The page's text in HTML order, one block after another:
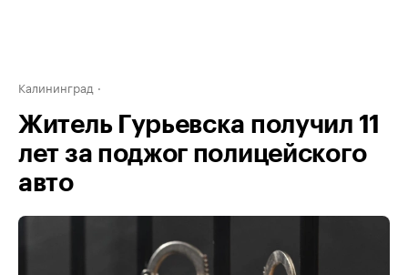
Калининград
Житель Гурьевска получил 11
лет за поджог полицейского
авто